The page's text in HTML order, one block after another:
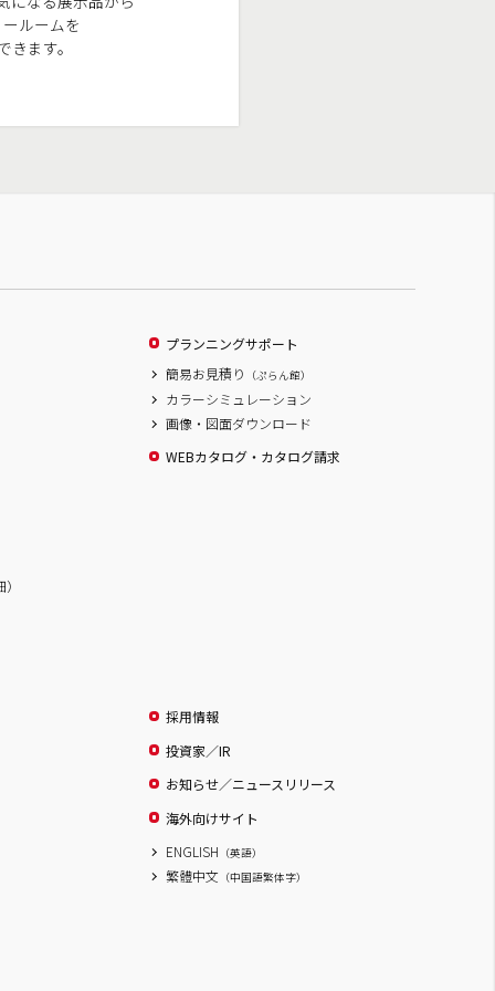
ルームを
きます。
プランニングサポート
簡易お見積り
（ぷらん館）
カラーシミュレーション
画像・図面ダウンロード
WEBカタログ・カタログ請求
採用情報
投資家／IR
お知らせ／ニュースリリース
海外向けサイト
ENGLISH （英語）
繁體中文 （中国語繁体字）